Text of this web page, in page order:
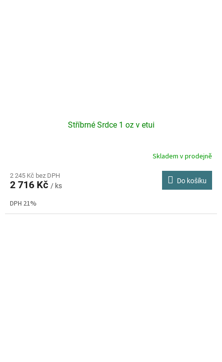
Stříbrné Srdce 1 oz v etui
Skladem v prodejně
2 245 Kč bez DPH
2 716 Kč / ks
Do košíku
DPH 21%